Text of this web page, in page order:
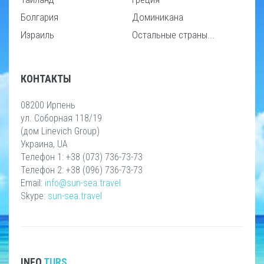
Болгария
Израиль
Доминикана
Остальные страны...
КОНТАКТЫ
08200 Ирпень
ул. Соборная 118/19
(дом Linevich Group)
Украина, UA
Телефон 1: +38 (073) 736-73-73
Телефон 2: +38 (096) 736-73-73
Email: info@sun-sea.travel
Skype: sun-sea.travel